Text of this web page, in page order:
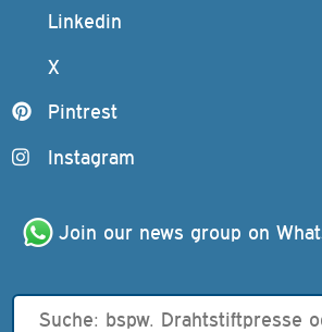
Linkedin
X
Pintrest
Instagram
Join our news group on